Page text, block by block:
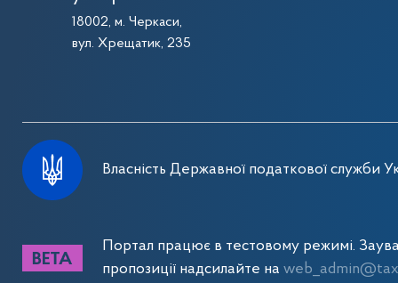
18002, м. Черкаси,
вул. Хрещатик, 235
Власність Державної податкової служби
Портал працює в тестовому режимі.
пропозиції надсилайте на